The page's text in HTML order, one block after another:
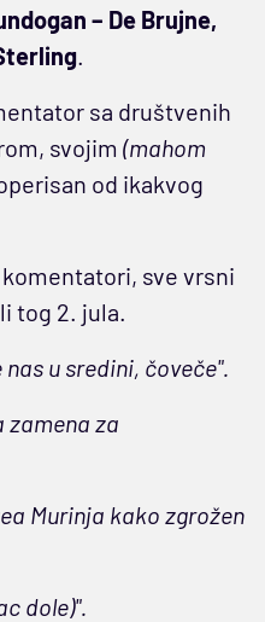
– De Brujne,
.
sa društvenih
svojim (mahom
od ikakvog
sve vrsni
tog 2. jula.
u sredini, čoveče".
zamena za
Murinja kako zgrožen
dole)".